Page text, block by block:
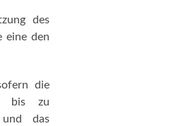
des
eine den
die
bis zu
und das